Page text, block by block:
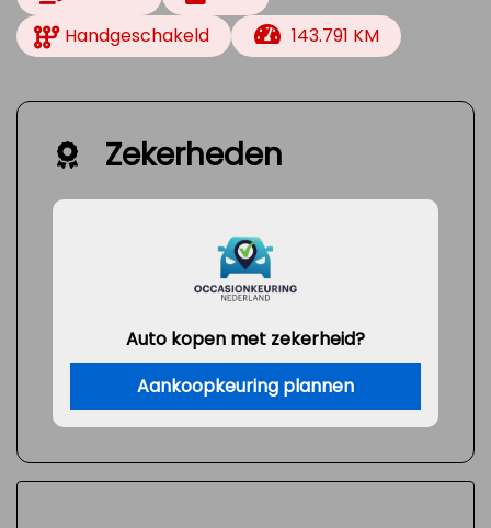
Handgeschakeld
143.791 KM
Zekerheden
Auto kopen met zekerheid?
Aankoopkeuring plannen